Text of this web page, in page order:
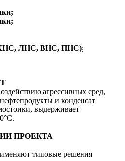
(КНС, ЛНС, ВНС, ПНС);
агрессивных сред,
и конденсат
выдерживает
ПРОЕКТА
типовые решения